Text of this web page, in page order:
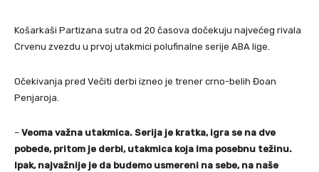
Košarkaši Partizana sutra od 20 časova dočekuju najvećeg rivala
Crvenu zvezdu u prvoj utakmici polufinalne serije ABA lige.
Očekivanja pred Večiti derbi izneo je trener crno-belih Đoan
Penjaroja.
– Veoma važna utakmica. Serija je kratka, igra se na dve
pobede, pritom je derbi, utakmica koja ima posebnu težinu.
Ipak, najvažnije je da budemo usmereni na sebe, na naše